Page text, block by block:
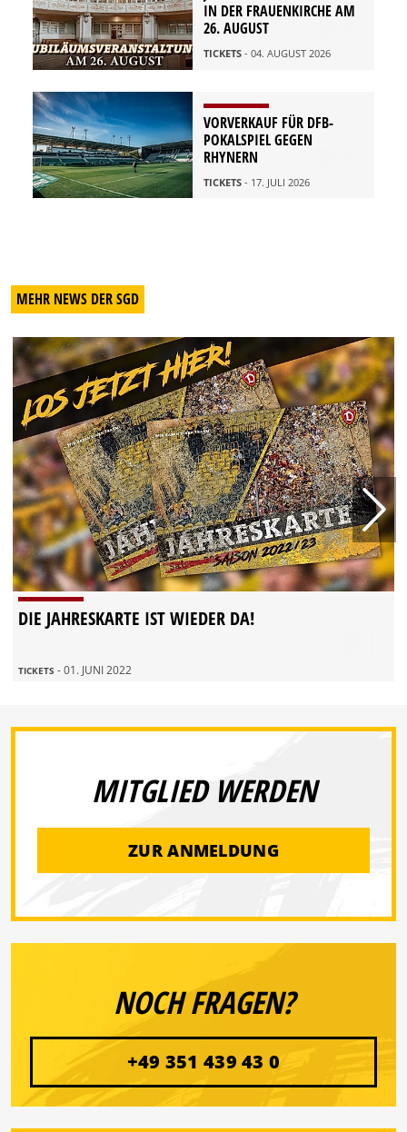
IN DER FRAUENKIRCHE AM
26. AUGUST
TICKETS - 04. AUGUST 2026
VORVERKAUF FÜR DFB-
POKALSPIEL GEGEN
RHYNERN
TICKETS - 17. JULI 2026
MEHR NEWS DER SGD
DIE JAHRESKARTE IST WIEDER DA!
TICKETS - 01. JUNI 2022
MITGLIED WERDEN
ZUR ANMELDUNG
NOCH FRAGEN?
+49 351 439 43 0